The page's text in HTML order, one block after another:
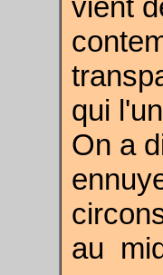
vient
qui
On a
au